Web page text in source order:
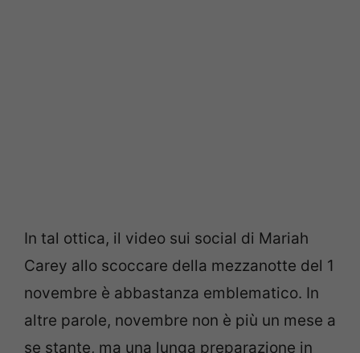
In tal ottica, il video sui social di Mariah
Carey allo scoccare della mezzanotte del 1
novembre è abbastanza emblematico. In
altre parole, novembre non è più un mese a
se stante, ma una lunga preparazione in